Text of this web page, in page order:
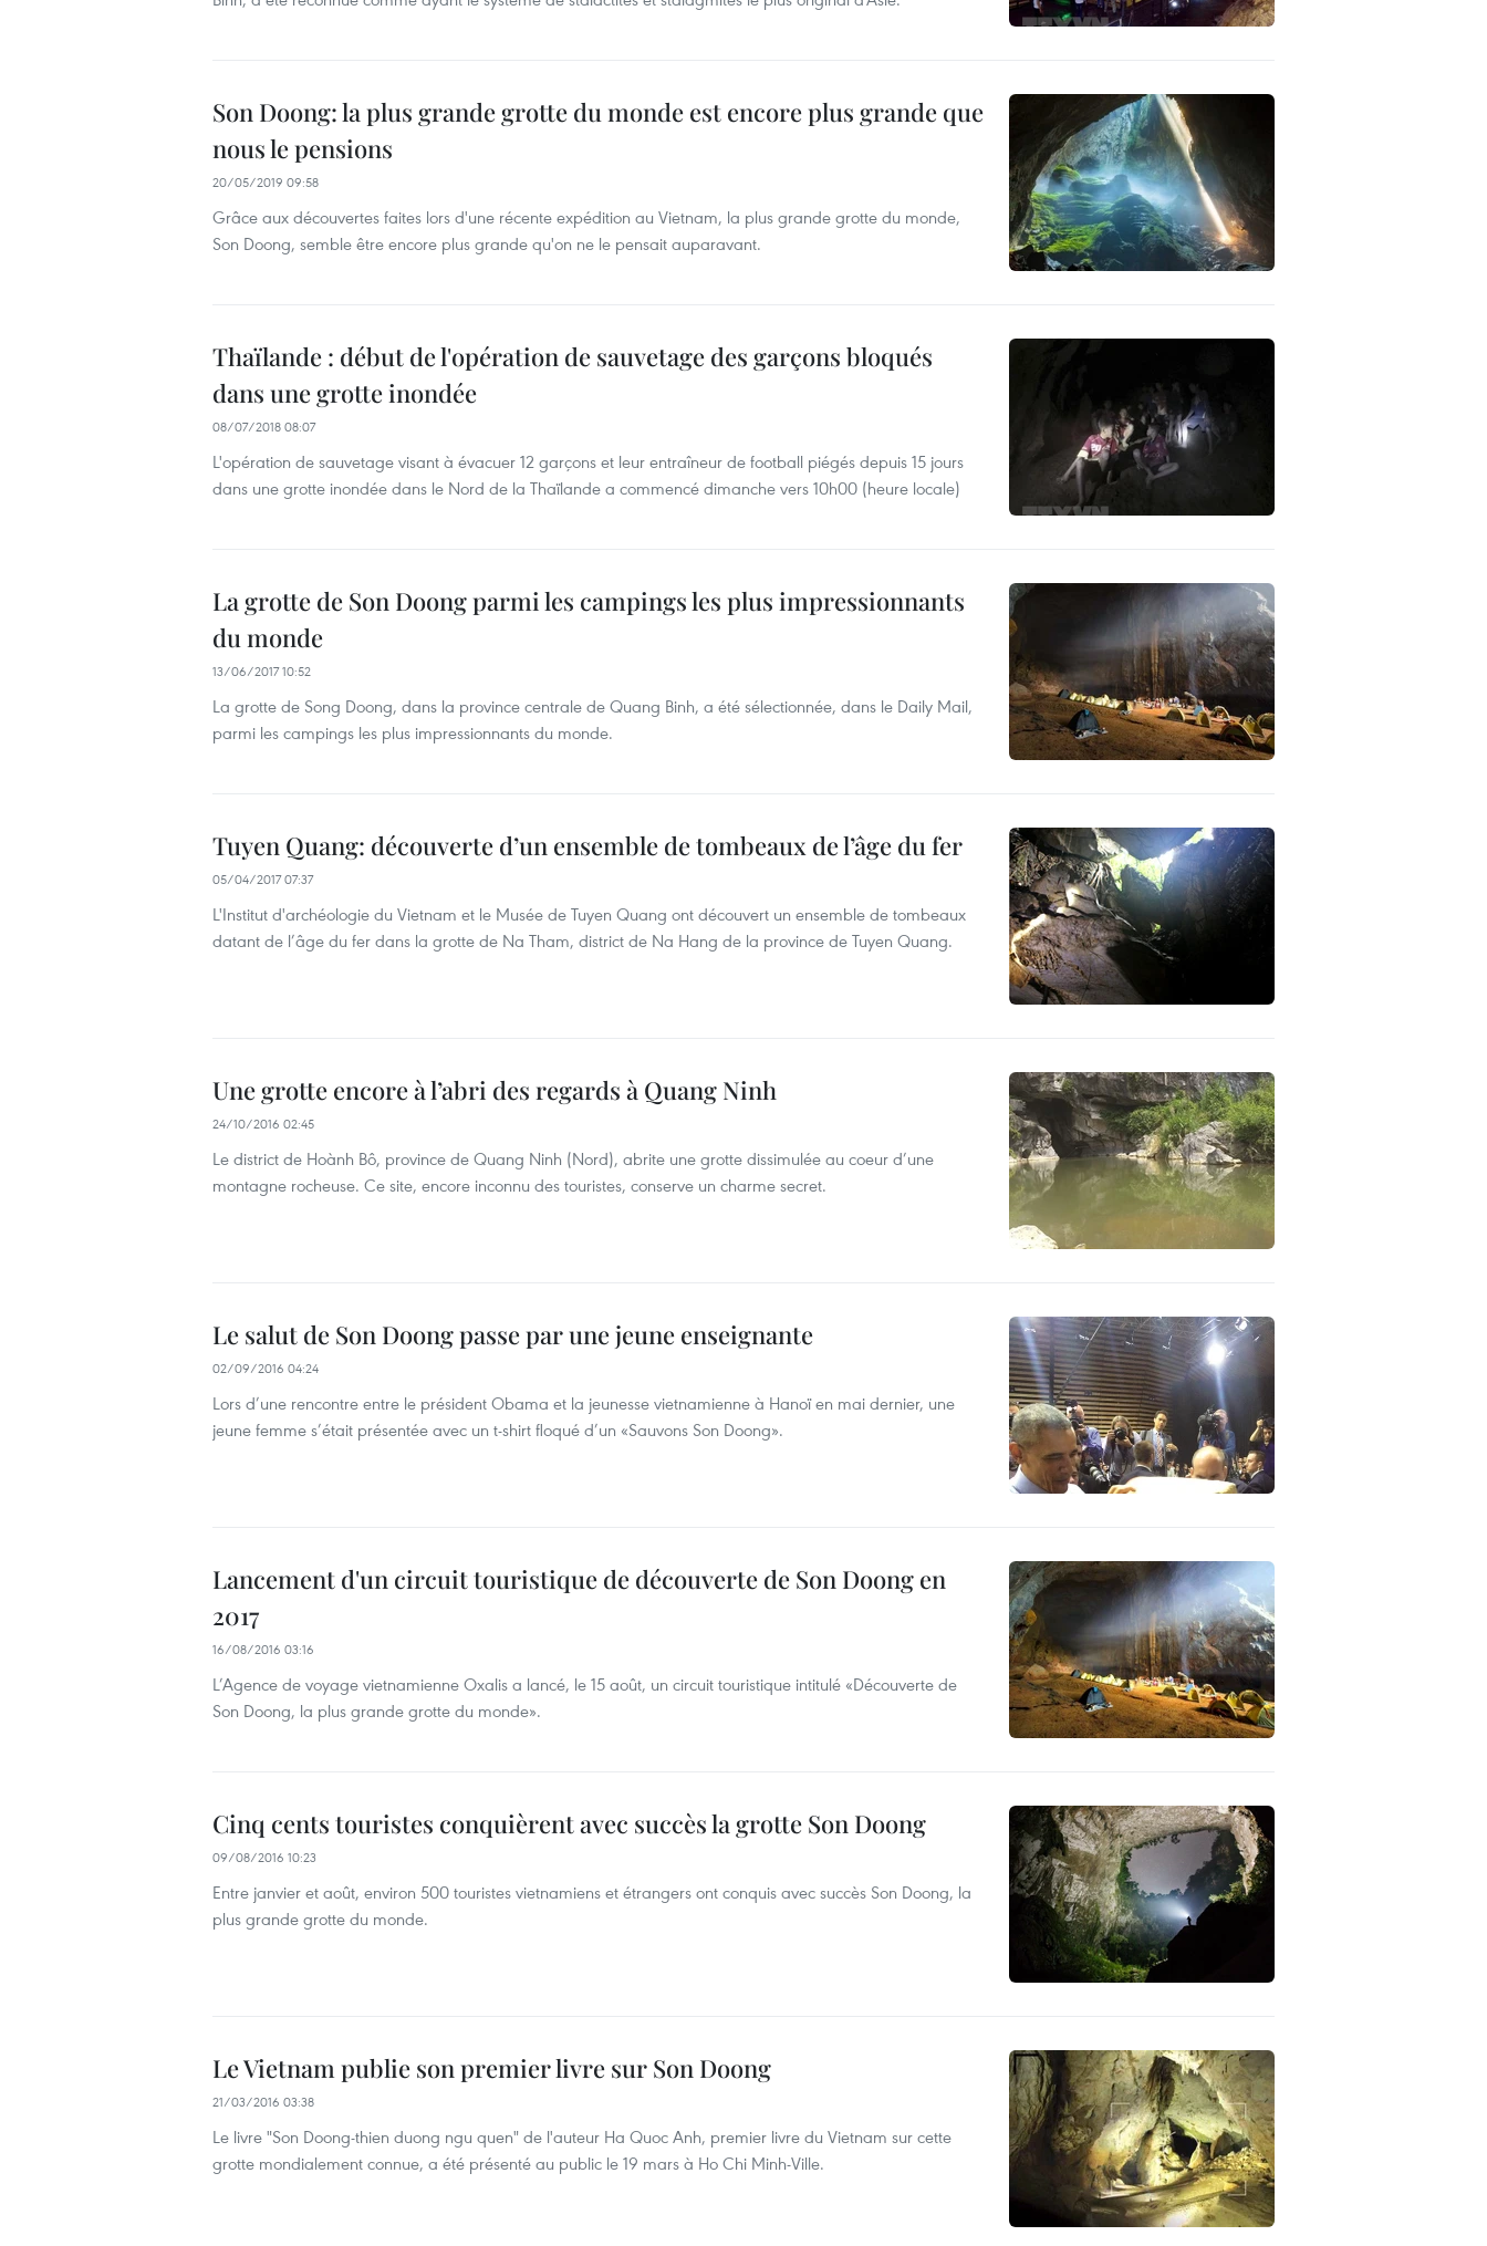
Son Doong: la plus grande grotte du monde est encore plus grande que
nous le pensions
20/05/2019 09:58
Grâce aux découvertes faites lors d'une récente expédition au Vietnam, la plus grande grotte du monde,
Son Doong, semble être encore plus grande qu'on ne le pensait auparavant.
Thaïlande : début de l'opération de sauvetage des garçons bloqués
dans une grotte inondée
08/07/2018 08:07
L'opération de sauvetage visant à évacuer 12 garçons et leur entraîneur de football piégés depuis 15 jours
dans une grotte inondée dans le Nord de la Thaïlande a commencé dimanche vers 10h00 (heure locale)
La grotte de Son Doong parmi les campings les plus impressionnants
du monde
13/06/2017 10:52
La grotte de Song Doong, dans la province centrale de Quang Binh, a été sélectionnée, dans le Daily Mail,
parmi les campings les plus impressionnants du monde.
Tuyen Quang: découverte d’un ensemble de tombeaux de l’âge du fer
05/04/2017 07:37
L'Institut d'archéologie du Vietnam et le Musée de Tuyen Quang ont découvert un ensemble de tombeaux
datant de l’âge du fer dans la grotte de Na Tham, district de Na Hang de la province de Tuyen Quang.
Une grotte encore à l’abri des regards à Quang Ninh
24/10/2016 02:45
Le district de Hoành Bô, province de Quang Ninh (Nord), abrite une grotte dissimulée au coeur d’une
montagne rocheuse. Ce site, encore inconnu des touristes, conserve un charme secret.
Le salut de Son Doong passe par une jeune enseignante
02/09/2016 04:24
Lors d’une rencontre entre le président Obama et la jeunesse vietnamienne à Hanoï en mai dernier, une
jeune femme s’était présentée avec un t-shirt floqué d’un «Sauvons Son Doong».
Lancement d'un circuit touristique de découverte de Son Doong en
2017
16/08/2016 03:16
L’Agence de voyage vietnamienne Oxalis a lancé, le 15 août, un circuit touristique intitulé «Découverte de
Son Doong, la plus grande grotte du monde».
Cinq cents touristes conquièrent avec succès la grotte Son Doong
09/08/2016 10:23
Entre janvier et août, environ 500 touristes vietnamiens et étrangers ont conquis avec succès Son Doong, la
plus grande grotte du monde.
Le Vietnam publie son premier livre sur Son Doong
21/03/2016 03:38
Le livre "Son Doong-thien duong ngu quen" de l'auteur Ha Quoc Anh, premier livre du Vietnam ​sur cette
grotte mondialement connue, a été présenté au public le 19 mars à Ho Chi Minh-Ville.